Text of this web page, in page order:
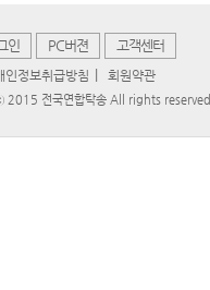
인 PC버젼 고객센터
인정보취급방침 회원약관
전국연합탁송 All rights reserved.